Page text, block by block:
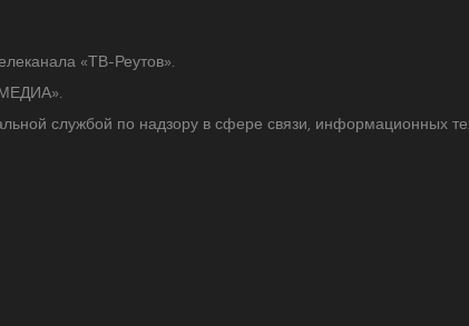
«ТВ-Реутов».
службой по надзору в сфере связи, информационных